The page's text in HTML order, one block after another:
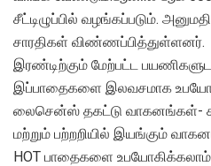
சீட்டிழுப்பில் வழங்கப்படும்.
சாரதிகள் விண்ணப்பித்துள்ளனர்.
இரண்டிற்கும் மேற்பட்ட
இப்பாதைகளை இலவசமாக
லைசென்ஸ் தகட்டு வாகனங்கள்-
மற்றும் பற்றறியில் இயங்கும்
HOT பாதைகளை